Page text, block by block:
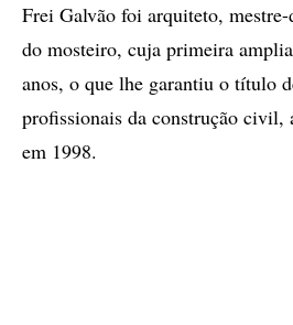
Frei Galvão foi arquiteto,
do mosteiro, cuja primeira
anos, o que lhe garantiu o título
profissionais da construção civil,
em 1998.